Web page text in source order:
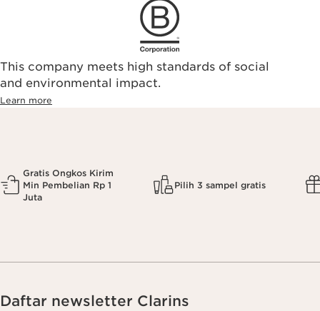
This company meets high standards of social
and environmental impact.
Learn more
Gratis Ongkos Kirim
Min Pembelian Rp 1
Juta
Pilih 3 sampel gratis
Daftar newsletter Clarins